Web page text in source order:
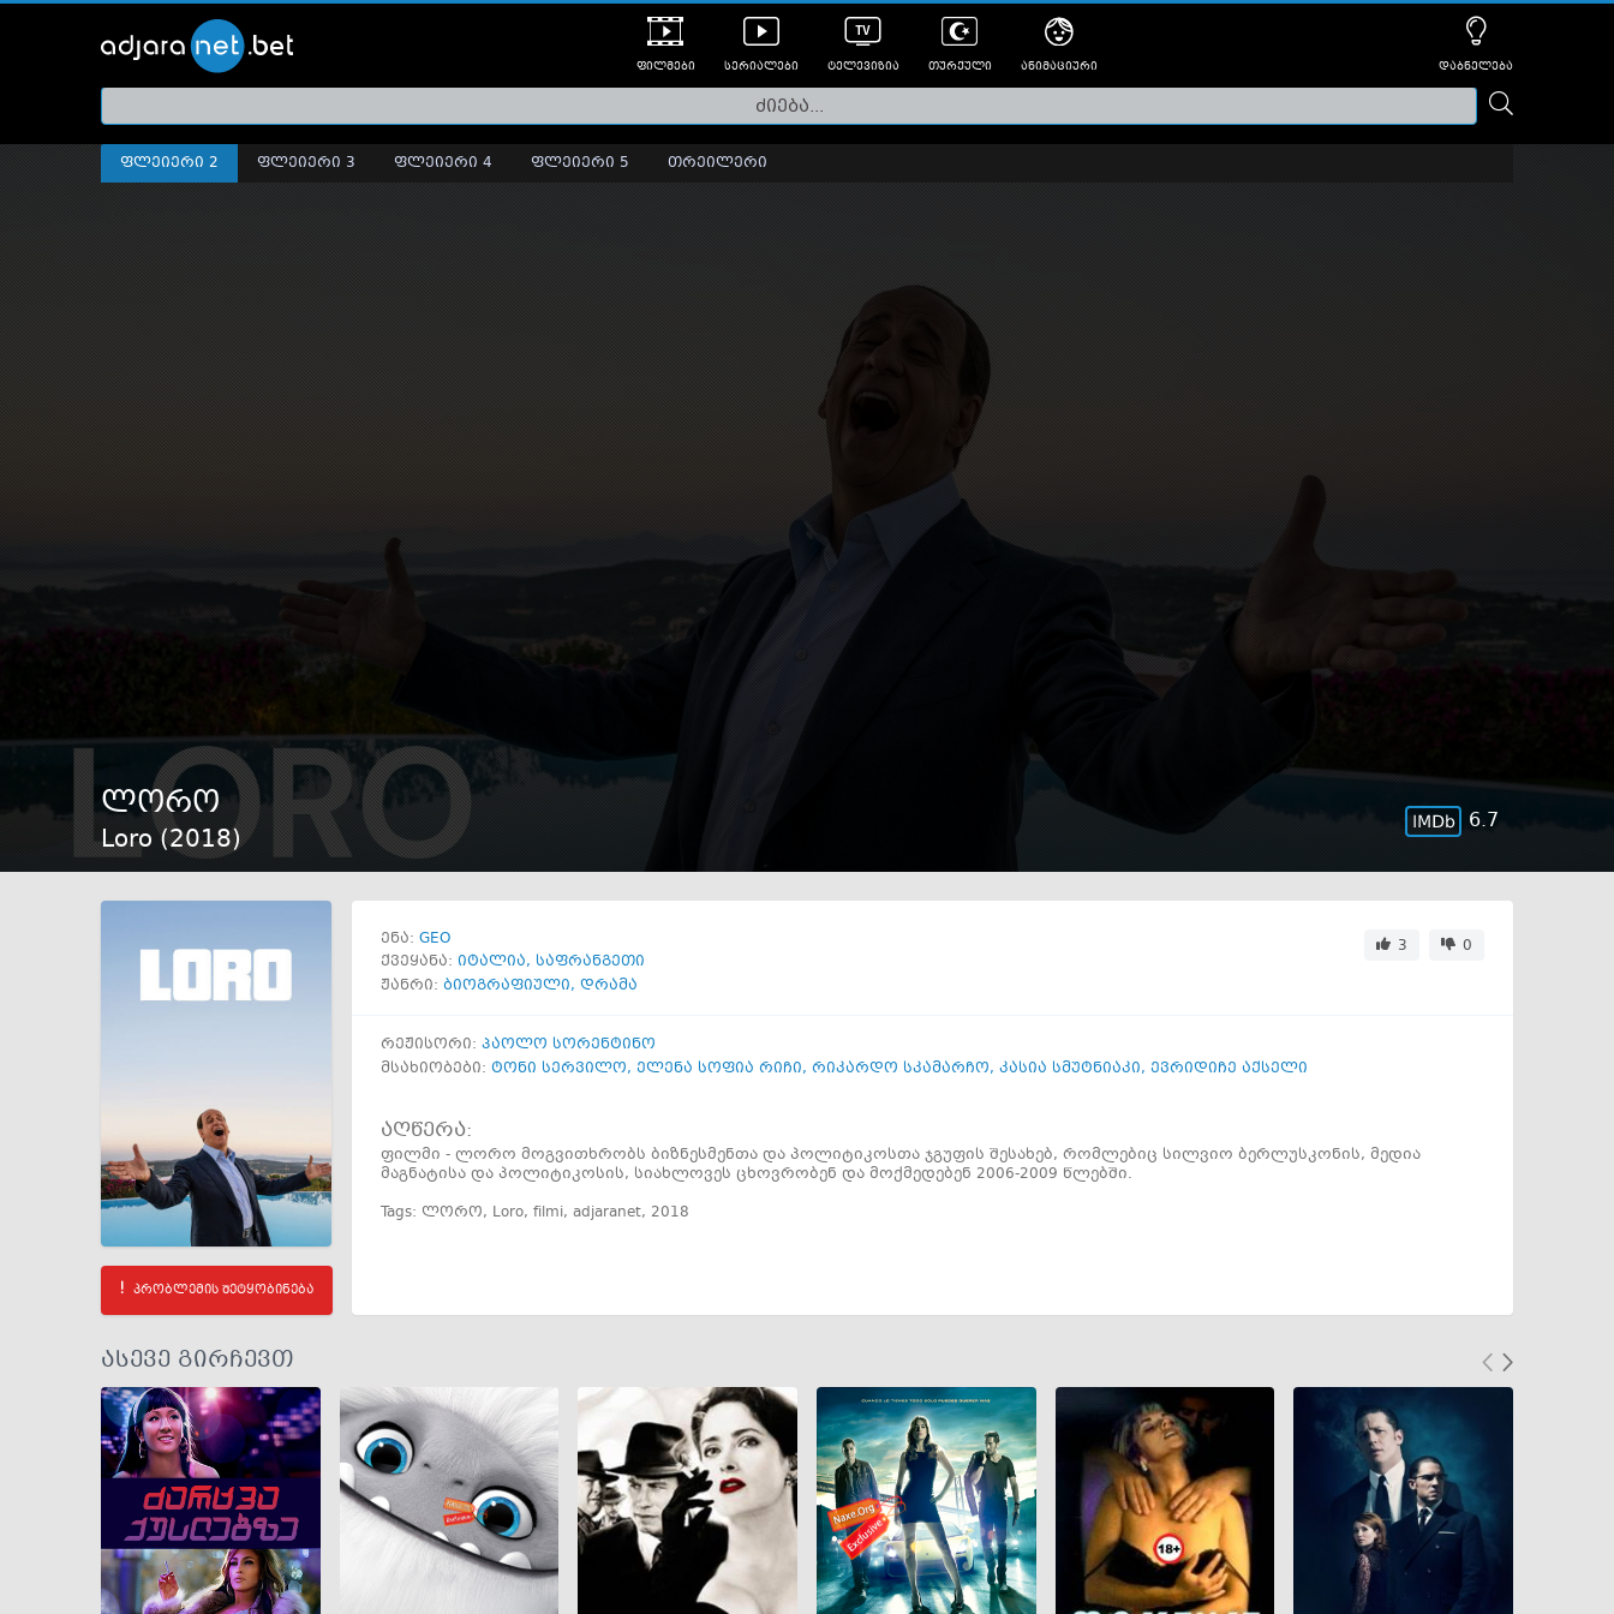
ფილმები
თრეილერები
სერიალები ტელევიზია თურქული ანიმაციური დაბნელება
ფლეიერი 2 ფლეიერი 3 ფლეიერი 4 ფლეიერი 5 თრეილერი
ლორო
Loro (2018)
6.7
პრობლემის შეტყობინება
ენა: GEO
ქვეყანა: იტალია, საფრანგეთი
3
0
ჟანრი: ბიოგრაფიული, დრამა
რეჟისორი: პაოლო სორენტინო
მსახიობები: ტონი სერვილო, ელენა სოფია რიჩი, რიკარდო სკამარჩო, კასია სმუტნიაკი, ევრიდიჩე აქსელი
აღწერა:
ფილმი - ლორო მოგვითხრობს ბიზნესმენთა და პოლიტიკოსთა ჯგუფის შესახებ, რომლებიც სილვიო ბერლუსკონის, მედია
მაგნატისა და პოლიტიკოსის, სიახლოვეს ცხოვრობენ და მოქმედებენ 2006-2009 წლებში.
Tags: ლორო, Loro, filmi, adjaranet, 2018
ასევე გირჩევთ